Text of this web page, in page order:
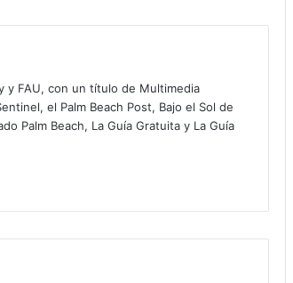
y FAU, con un título de Multimedia
el Palm Beach Post, Bajo el Sol de
Palm Beach, La Guía Gratuita y La Guía